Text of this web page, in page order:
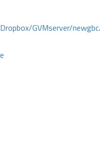
GVMserver/